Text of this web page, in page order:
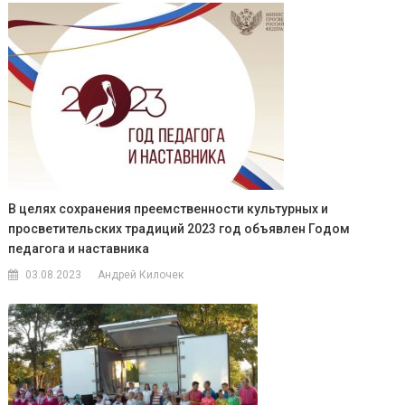
В целях сохранения преемственности культурных и
просветительских традиций 2023 год объявлен Годом
педагога и наставника
03.08.2023 Андрей Килочек